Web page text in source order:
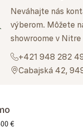
Neváhajte nás
výberom. Môžete
showroome v Nitre
+421 948 282
Cabajská 42,
€